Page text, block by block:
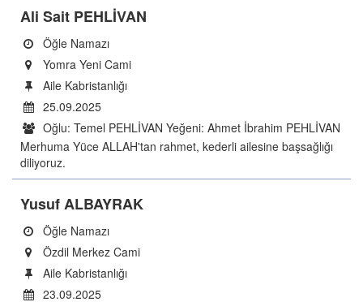
Ali Sait PEHLİVAN
Öğle Namazı
Yomra Yeni Cami
Aile Kabristanlığı
25.09.2025
Oğlu: Temel PEHLİVAN Yeğeni: Ahmet İbrahim PEHLİVAN
Merhuma Yüce ALLAH'tan rahmet, kederli ailesine başsağlığı
diliyoruz.
Yusuf ALBAYRAK
Öğle Namazı
Özdil Merkez Cami
Aile Kabristanlığı
23.09.2025